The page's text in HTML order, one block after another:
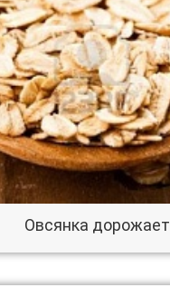
Овсянка дорожает